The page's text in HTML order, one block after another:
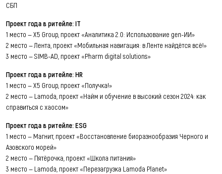
СБП
Проект года в ритейле: IT
1 место — Х5 Group, проект «Аналитика 2.0: Использование gen-ИИ»
2 место — Лента, проект «Мобильная навигация: в Ленте найдётся всё!»
3 место — SIMB-AD, проект «Pharm digital solutions»
Проект года в ритейле: HR
1 место — Х5 Group, проект «Получка!»
2 место — Lamoda, проект «Найм и обучение в высокий сезон 2024: как
справиться с хаосом»
Проект года в ритейле: ESG
1 место — Магнит, проект «Восстановление биоразнообразия Черного и
Азовского морей»
2 место — Пятёрочка, проект «Школа питания»
3 место — Lamoda, проект «Перезагрузка Lamoda Planet»